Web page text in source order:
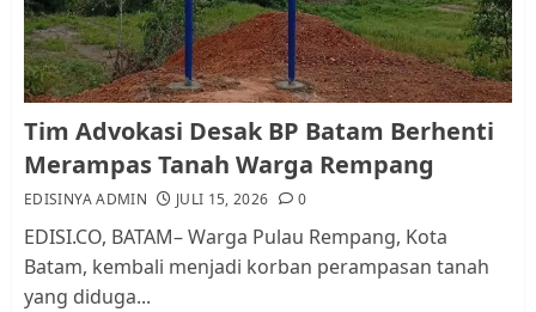
1
AGUSTUS 1, 2026 0
Kader Pajak jadi Penghubung
Pemerintah dan Masyarakat di
Lingkungan RT/RW
AGUSTUS 1, 2026
Tim Advokasi Desak BP Batam Berhenti
Merampas Tanah Warga Rempang
EDISINYA ADMIN JULI 15, 2026 0
EDISI.CO, BATAM– Warga Pulau Rempang, Kota
Batam, kembali menjadi korban perampasan tanah
yang diduga...